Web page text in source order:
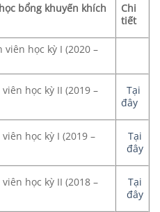
bổng khuyến khích
Chi
tiết
học kỳ I (2020 –
học kỳ II (2019 –
Tại
đây
học kỳ I (2019 –
Tại
đây
học kỳ II (2018 –
Tại
đây